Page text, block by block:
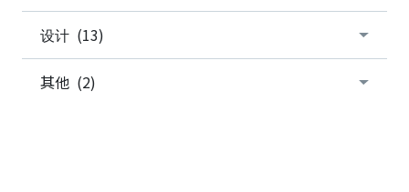
设计 (13)
其他 (2)